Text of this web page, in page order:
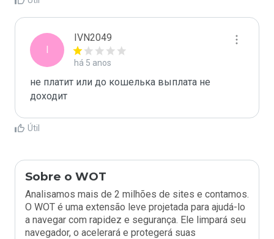
I
IVN2049
há 5 anos
не платит или до кошелька выплата не
Útil
Sobre o WOT
Analisamos mais de 2 milhões de sites e contamos.
O WOT é uma extensão leve projetada para ajudá-lo
a navegar com rapidez e segurança. Ele limpará seu
navegador, o acelerará e protegerá suas